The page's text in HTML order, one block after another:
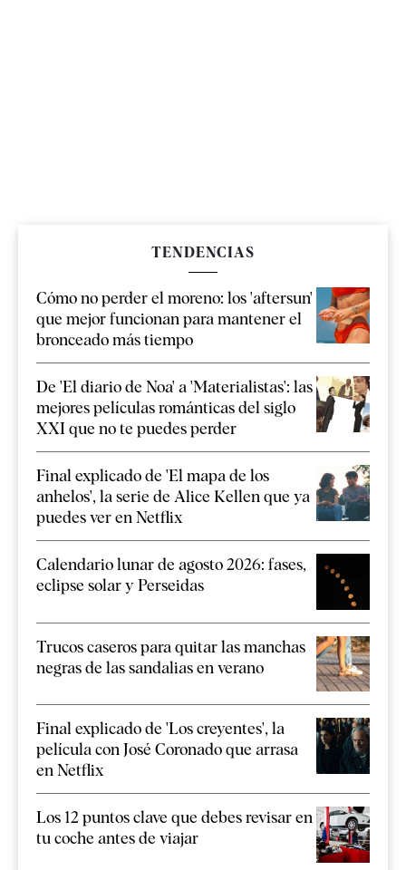
TENDENCIAS
Cómo no perder el moreno: los 'aftersun'
que mejor funcionan para mantener el
bronceado más tiempo
De 'El diario de Noa' a 'Materialistas': las
mejores películas románticas del siglo
XXI que no te puedes perder
Final explicado de 'El mapa de los
anhelos', la serie de Alice Kellen que ya
puedes ver en Netflix
Calendario lunar de agosto 2026: fases,
eclipse solar y Perseidas
Trucos caseros para quitar las manchas
negras de las sandalias en verano
Final explicado de 'Los creyentes', la
película con José Coronado que arrasa
en Netflix
Los 12 puntos clave que debes revisar en
tu coche antes de viajar